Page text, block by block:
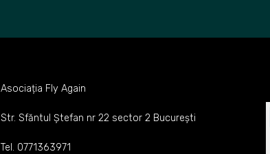
Asociația Fly Again
Str. Sfăntul Ștefan nr 22 sector 2 București
Tel. 0771363971